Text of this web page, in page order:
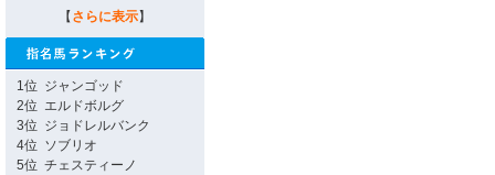
【 さらに表示】
1位 ジャンゴッド
2位 エルドボルグ
3位 ジョドレルバンク
4位 ソブリオ
5位 チェスティーノ